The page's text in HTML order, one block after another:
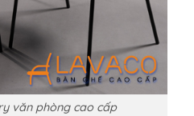
văn phòng cao cấp